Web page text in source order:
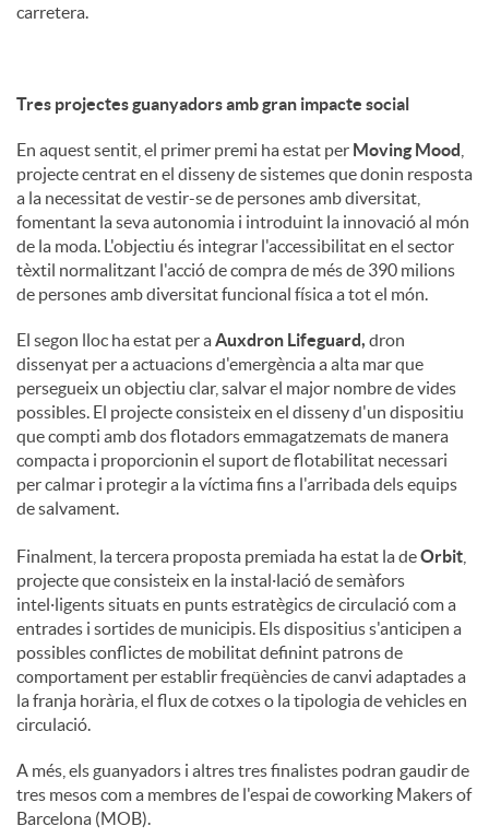
carretera.
Tres projectes guanyadors amb gran impacte social
En aquest sentit, el primer premi ha estat per Moving Mood
projecte centrat en el disseny de sistemes que donin resposta
a la necessitat de vestir-se de persones amb diversitat,
fomentant la seva autonomia i introduint la innovació al món
de la moda. L'objectiu és integrar l'accessibilitat en el sector
tèxtil normalitzant l'acció de compra de més de 390 milions
de persones amb diversitat funcional física a tot el món.
El segon lloc ha estat per aAuxdron Lifeguard, dron
dissenyat per a actuacions d'emergència a alta mar que
persegueix un objectiu clar, salvar el major nombre de vides
possibles. El projecte consisteix en el disseny d'un dispositiu
que compti amb dos flotadors emmagatzemats de manera
compacta i proporcionin el suport de flotabilitat necessari
per calmar i protegir a la víctima fins a l'arribada dels equips
de salvament.
Finalment, la tercera proposta premiada ha estat la deOrbit
projecte que consisteix en la instal·lació de semàfors
intel·ligents situats en punts estratègics de circulació com a
entrades i sortides de municipis. Els dispositius s'anticipen a
possibles conflictes de mobilitat definint patrons de
comportament per establir freqüències de canvi adaptades a
la franja horària, el flux de cotxes o la tipologia de vehicles en
circulació.
A més, els guanyadors i altres tres finalistes podran gaudir de
tres mesos com a membres de l'espai de coworking Makers of
Barcelona (MOB).